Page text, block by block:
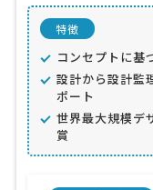
特徴
コンセプトに基
設計から設計監
ポート
世界最大規模デ
賞